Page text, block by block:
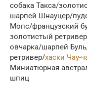
собака Такса/
шарпей Шнауцер/
Мопс/французский
золотистый
овчарка/шарпей
ретривер/хаски Чау-
Миниатюрная
шпиц